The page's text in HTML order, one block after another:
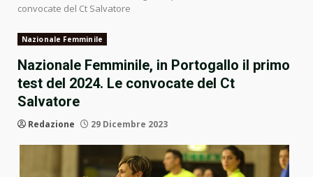
convocate del Ct Salvatore
Nazionale Femminile
Nazionale Femminile, in Portogallo il primo
test del 2024. Le convocate del Ct
Salvatore
Redazione 29 Dicembre 2023